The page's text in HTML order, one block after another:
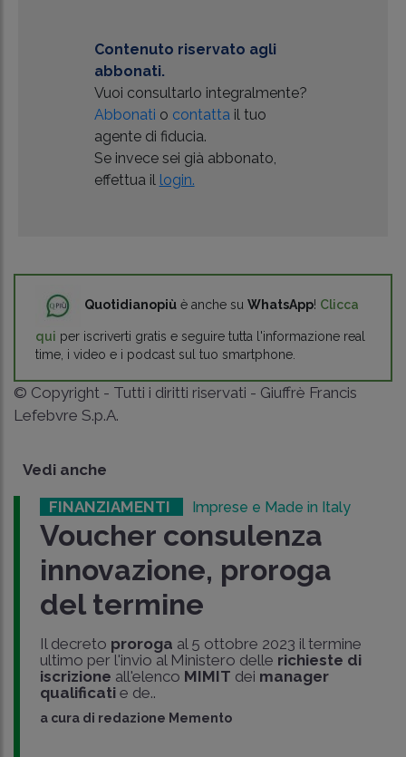
Contenuto riservato agli
abbonati.
Vuoi consultarlo integralmente?
Abbonati o contatta il tuo
agente di fiducia.
Se invece sei già abbonato,
effettua il login.
Quotidianopiù è anche su WhatsApp! Clicca
qui per iscriverti gratis e seguire tutta l'informazione real
time, i video e i podcast sul tuo smartphone.
© Copyright - Tutti i diritti riservati - Giuffrè Francis
Lefebvre S.p.A.
Vedi anche
FINANZIAMENTI Imprese e Made in Italy
Voucher consulenza
innovazione, proroga
del termine
Il decreto proroga al 5 ottobre 2023 il termine
ultimo per l'invio al Ministero delle richieste di
iscrizione all'elenco MIMIT dei manager
qualificatie de..
a cura di redazione Memento